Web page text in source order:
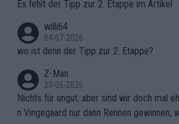
gibt. Diese Etappe wird sicher als der
unkt dieser Tour in die Geschichte
einem harten Aufstieg einmal den
onkurrentin die "zweite Luft" schenkt, ist
g kaum noch zu reparieren.Vor uns liegt
ichtung Nizza. Niewiadoma hat
er SD Worx und Vollering müssen jetzt
Es fehlt der Tipp zur 2. Etappe im Artikel
willi64
04-07-2026
wo ist denn der Tipp zur 2. Etappe?
Z-Man
23-05-2026
Nichts für ungut, aber sind wir doch mal
n Vingegaard nur dann Rennen gewinnen,